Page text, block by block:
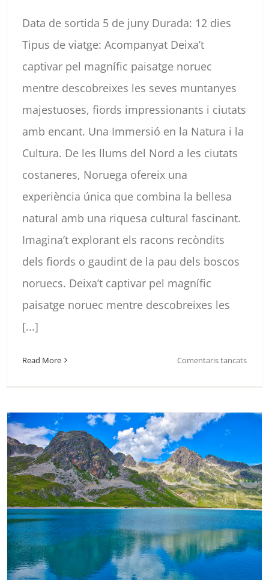
Data de sortida 5 de juny Durada: 12 dies
Tipus de viatge: Acompanyat Deixa’t
captivar pel magnífic paisatge noruec
mentre descobreixes les seves muntanyes
majestuoses, fiords impressionants i ciutats
amb encant. Una Immersió en la Natura i la
Cultura. De les llums del Nord a les ciutats
costaneres, Noruega ofereix una
experiència única que combina la bellesa
natural amb una riquesa cultural fascinant.
Imagina’t explorant els racons recòndits
dels fiords o gaudint de la pau dels boscos
noruecs. Deixa’t captivar pel magnífic
paisatge noruec mentre descobreixes les
[...]
Read More Comentaris tancatsa